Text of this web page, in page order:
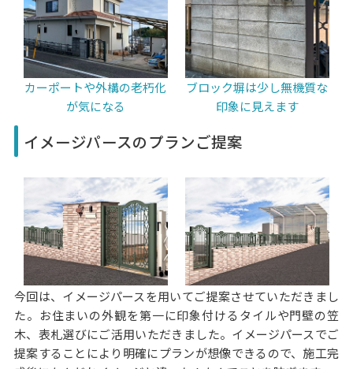
カーポートや外構の老朽化
が気になる
ブロック塀は少し無機質な
印象に見えます
イメージパースのプランご提案
今回は、イメージパースを用いてご提案させていただきまし
た。お住まいの外観を第一に印象付けるタイルや門壁の笠
木、表札選びにご活用いただきました。イメージパースでご
提案することにより明確にプランが想像できるので、施工完